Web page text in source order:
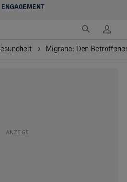
ENGAGEMENT
Migräne: Den